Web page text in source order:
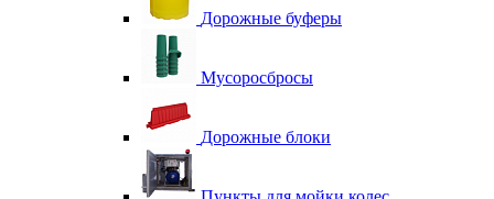
Дорожные буферы
Мусоросбросы
Дорожные блоки